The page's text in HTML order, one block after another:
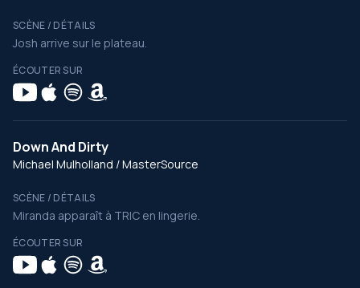
SCÈNE / DÉTAILS
Josh arrive sur le plateau.
ÉCOUTER SUR
Down And Dirty
Michael Mulholland / MasterSource
SCÈNE / DÉTAILS
Miranda apparaît à TRIC en lingerie.
ÉCOUTER SUR